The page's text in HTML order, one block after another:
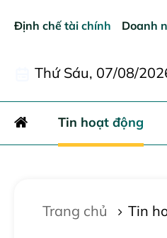
Định chế tài chính Doanh
Thứ Sáu, 07/08/
Tin hoạt động
Trang chủ Tin